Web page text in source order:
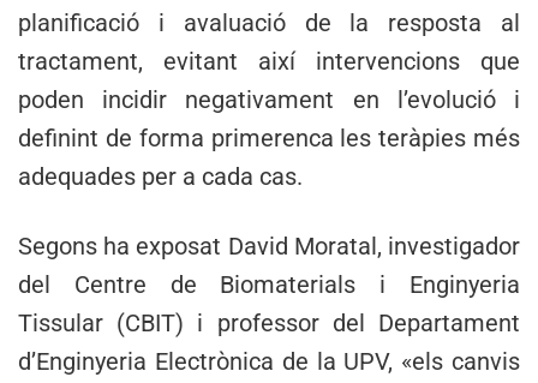
planificació i avaluació de la resposta al
tractament, evitant així intervencions que
poden incidir negativament en l’evolució i
definint de forma primerenca les teràpies més
adequades per a cada cas.
Segons ha exposat David Moratal, investigador
del Centre de Biomaterials i Enginyeria
Tissular (CBIT) i professor del Departament
d’Enginyeria Electrònica de la UPV, «els canvis